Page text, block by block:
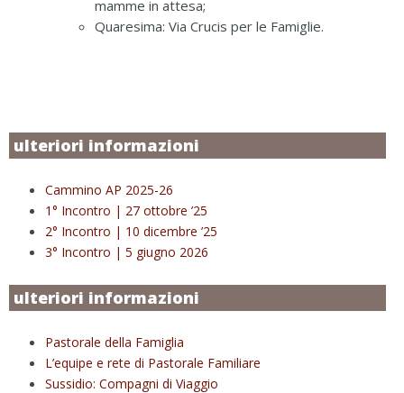
mamme in attesa;
Quaresima: Via Crucis per le Famiglie.
ulteriori informazioni
Cammino AP 2025-26
1° Incontro | 27 ottobre ’25
2° Incontro | 10 dicembre ’25
3° Incontro | 5 giugno 2026
ulteriori informazioni
Pastorale della Famiglia
L’equipe e rete di Pastorale Familiare
Sussidio: Compagni di Viaggio